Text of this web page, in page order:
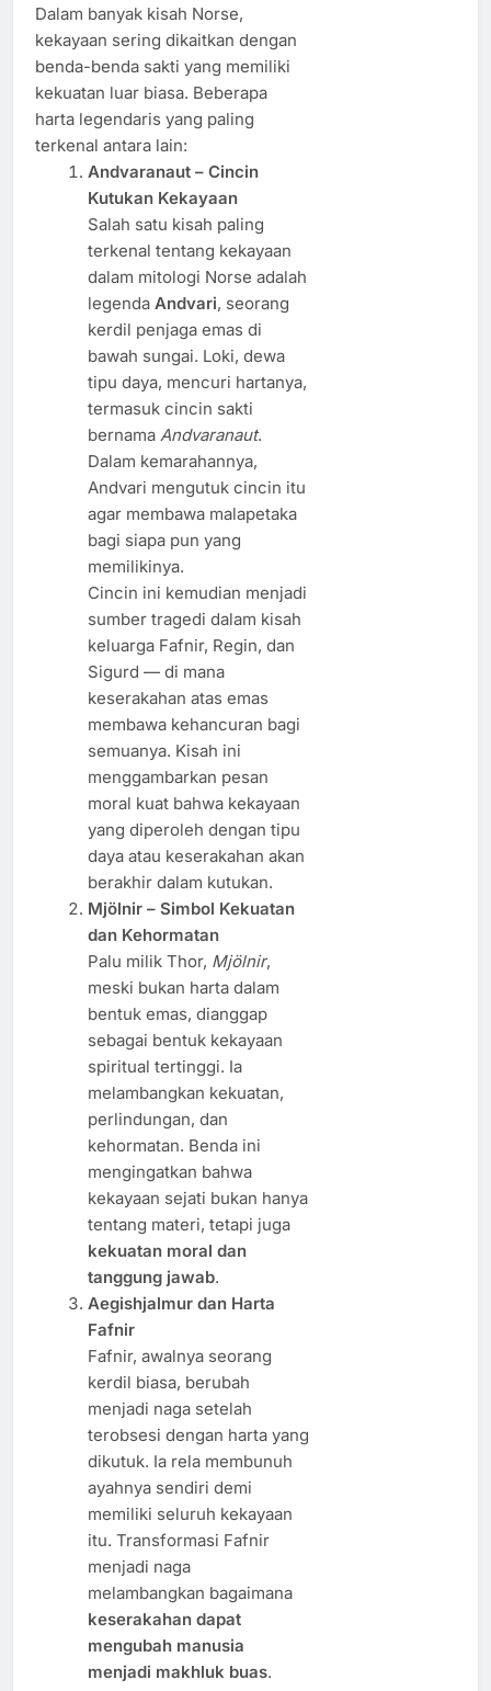
Dalam banyak kisah Norse,
kekayaan sering dikaitkan dengan
benda-benda sakti yang memiliki
kekuatan luar biasa. Beberapa
harta legendaris yang paling
terkenal antara lain:
Andvaranaut – Cincin
Kutukan Kekayaan
Salah satu kisah paling
terkenal tentang kekayaan
dalam mitologi Norse adalah
legenda Andvari, seorang
kerdil penjaga emas di
bawah sungai. Loki, dewa
tipu daya, mencuri hartanya,
termasuk cincin sakti
bernama Andvaranaut.
Dalam kemarahannya,
Andvari mengutuk cincin itu
agar membawa malapetaka
bagi siapa pun yang
memilikinya.
Cincin ini kemudian menjadi
sumber tragedi dalam kisah
keluarga Fafnir, Regin, dan
Sigurd — di mana
keserakahan atas emas
membawa kehancuran bagi
semuanya. Kisah ini
menggambarkan pesan
moral kuat bahwa kekayaan
yang diperoleh dengan tipu
daya atau keserakahan akan
berakhir dalam kutukan.
Mjölnir – Simbol Kekuatan
dan Kehormatan
Palu milik Thor, Mjölnir,
meski bukan harta dalam
bentuk emas, dianggap
sebagai bentuk kekayaan
spiritual tertinggi. Ia
melambangkan kekuatan,
perlindungan, dan
kehormatan. Benda ini
mengingatkan bahwa
kekayaan sejati bukan hanya
tentang materi, tetapi juga
kekuatan moral dan
tanggung jawab.
Aegishjalmur dan Harta
Fafnir
Fafnir, awalnya seorang
kerdil biasa, berubah
menjadi naga setelah
terobsesi dengan harta yang
dikutuk. Ia rela membunuh
ayahnya sendiri demi
memiliki seluruh kekayaan
itu. Transformasi Fafnir
menjadi naga
melambangkan bagaimana
keserakahan dapat
mengubah manusia
menjadi makhluk buas.